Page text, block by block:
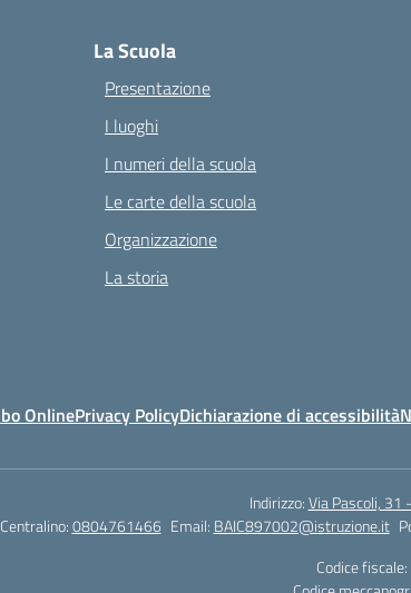
La Scuola
Presentazione
I luoghi
I numeri della scuola
Le carte della scuola
Organizzazione
La storia
OnlinePrivacy PolicyDichiarazione di accessibilità
Indirizzo:Via Pascoli, 31
Centralino:0804761466 Email: BAIC897002@istruzione.it
Codice